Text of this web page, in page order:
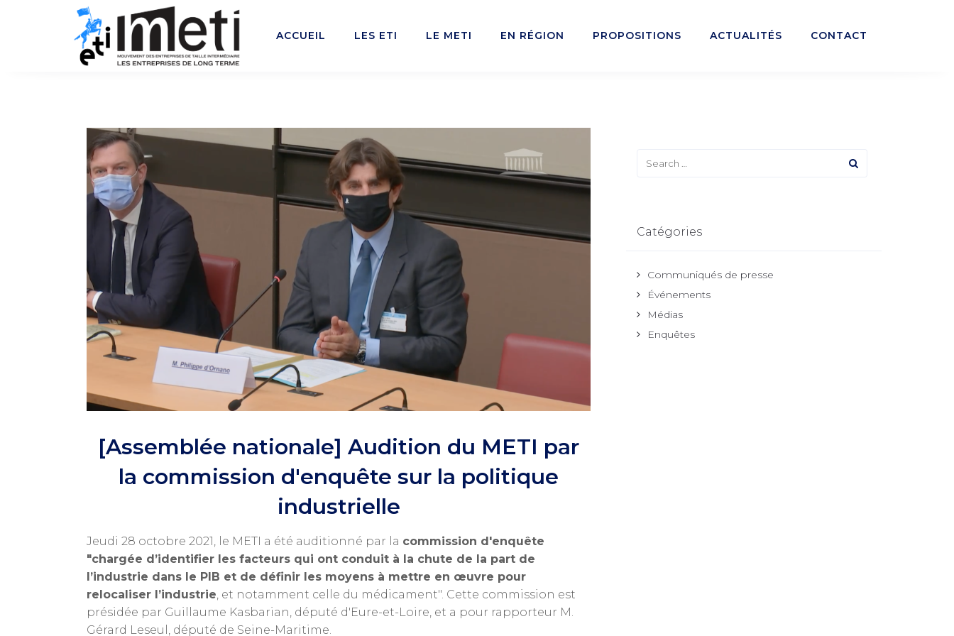
ACCUEIL LES ETI LE METI EN RÉGION PROPOSITIONS ACTUALITÉS CONTACT
[Assemblée nationale] Audition du METI par
la commission d'enquête sur la politique
industrielle
Jeudi 28 octobre 2021, le METI a été auditionné par la commission d'enquête
"chargée d’identifier les facteurs qui ont conduit à la chute de la part de
l’industrie dans le PIB et de définir les moyens à mettre en œuvre pour
relocaliser l’industrie, et notamment celle du médicament". Cette commission est
présidée par Guillaume Kasbarian, député d'Eure-et-Loire, et a pour rapporteur M.
Gérard Leseul, député de Seine-Maritime.
Catégories
Communiqués de presse
Événements
Médias
Enquêtes